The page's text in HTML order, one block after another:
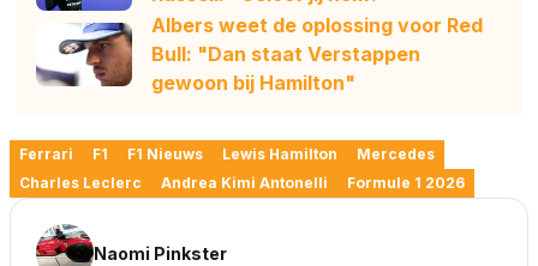
Albers weet de oplossing voor Red
Bull: "Dan staat Verstappen
gewoon bij Hamilton"
Ferrari F1 F1 Nieuws Lewis Hamilton
Mercedes
Charles Leclerc
Andrea Kimi Antonelli Formule 1 2026
Naomi Pinkster